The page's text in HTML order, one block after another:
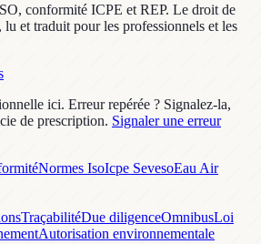
conformité ICPE et REP. Le droit de
et traduit pour les professionnels et les
ici. Erreur repérée ? Signalez-la,
de prescription. Signaler une erreur
Normes IsoIcpe SevesoEau Air
TraçabilitéDue diligenceOmnibusLoi
Autorisation environnementale